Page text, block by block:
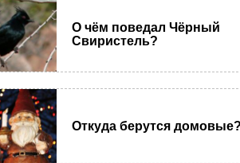
О чём поведал Чёрный
Свиристель?
Откуда берутся